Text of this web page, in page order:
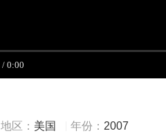
地区： 美国 年份： 2007